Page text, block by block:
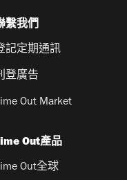
繫我們
記定期通訊
登廣告
Out Market
Out產品
Out全球